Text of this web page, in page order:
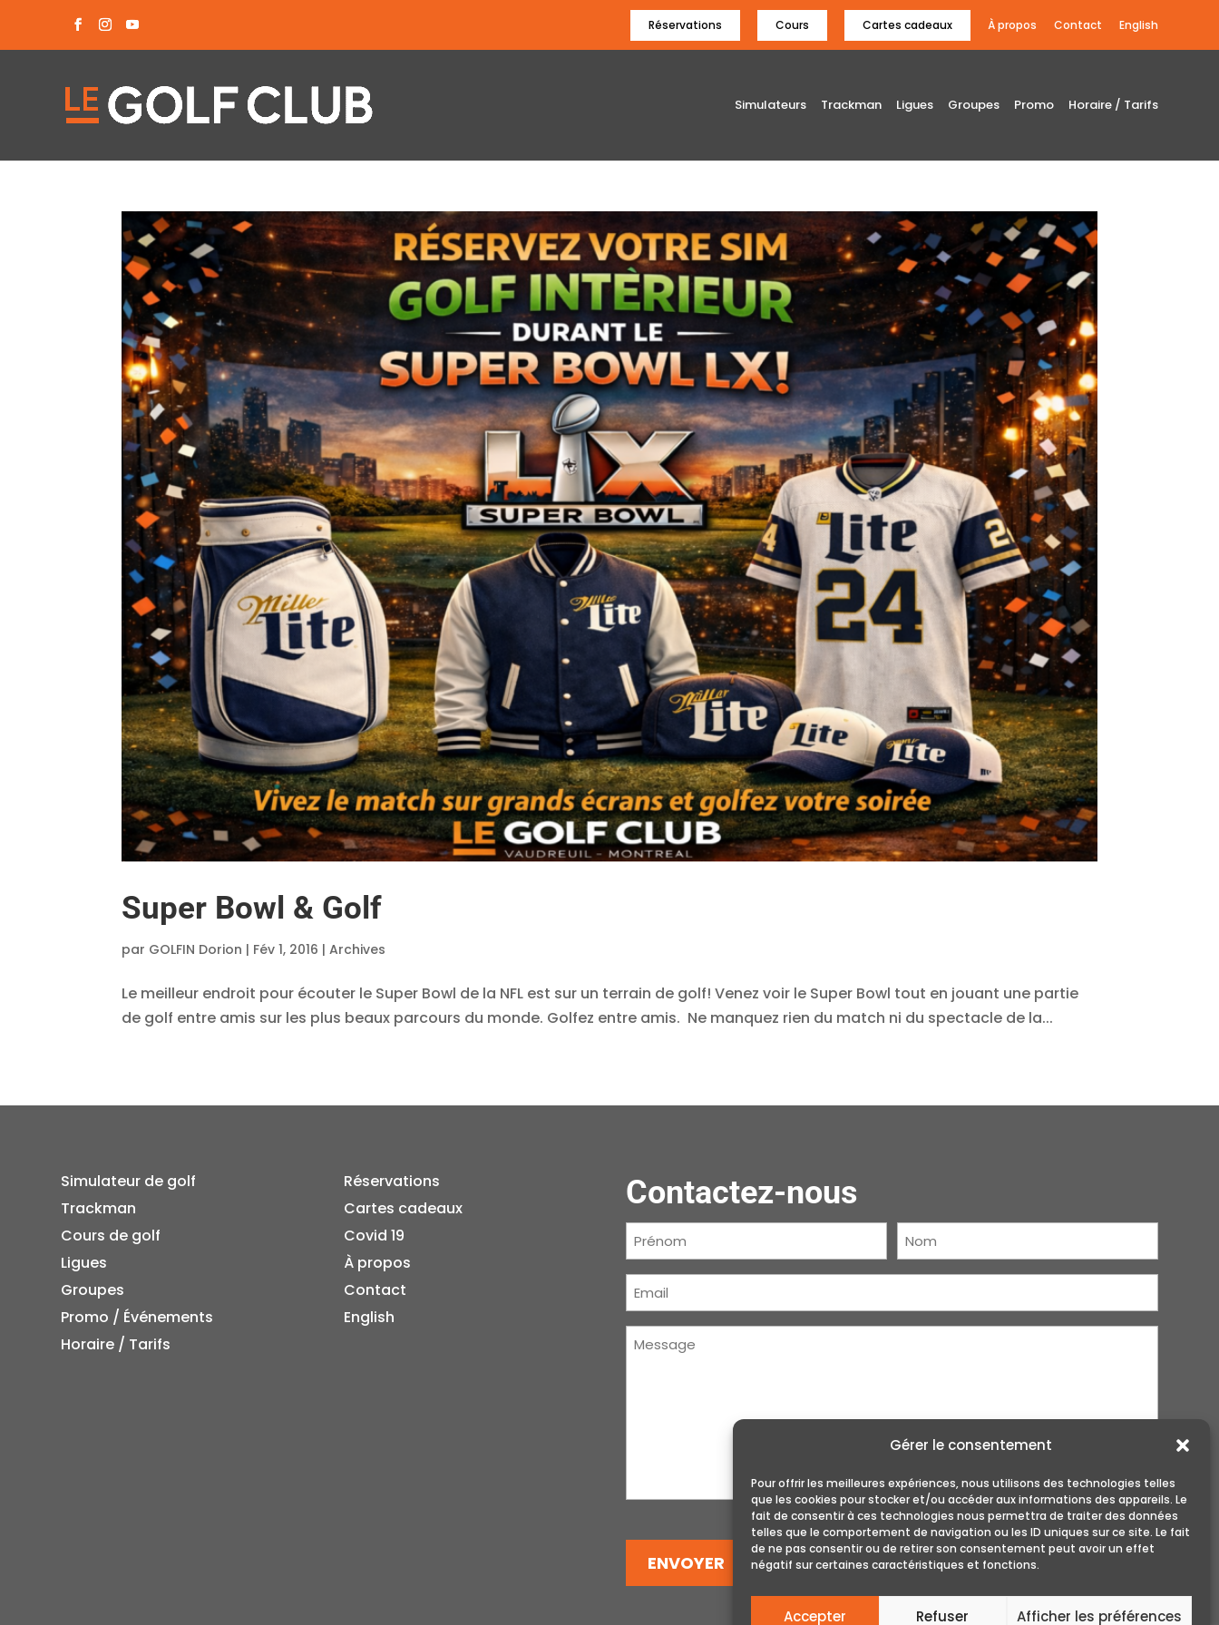
Gérer le consentement
Pour offrir les meilleures expériences, nous utilisons des technologies telles
que les cookies pour stocker et/ou accéder aux informations des appareils. Le
fait de consentir à ces technologies nous permettra de traiter des données
telles que le comportement de navigation ou les ID uniques sur ce site. Le fait
de ne pas consentir ou de retirer son consentement peut avoir un effet
négatif sur certaines caractéristiques et fonctions.
Accepter Refuser Afficher les préférences
Réservations Cours Cartes cadeaux À propos Contact English
Simulateurs Trackman Ligues Groupes Promo Horaire / Tarifs
Super Bowl & Golf
par GOLFIN Dorion | Fév 1, 2016 |Archives
Le meilleur endroit pour écouter le Super Bowl de la NFL est sur un terrain de golf! Venez voir le Super Bowl tout en jouant une partie
de golf entre amis sur les plus beaux parcours du monde. Golfez entre amis. Ne manquez rien du match ni du spectacle de la...
Simulateur de golf
Trackman
Cours de golf
Ligues
Groupes
Promo / Événements
Horaire / Tarifs
Réservations
Cartes cadeaux
Covid 19
À propos
Contact
English
Contactez-nous
Prénom
Courriel
ENVOYER